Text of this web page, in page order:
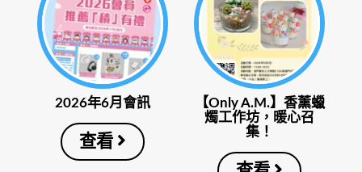
2026年6月會訊
查看
【Only A.M.】香薰蠟
燭工作坊，暖心召
集！